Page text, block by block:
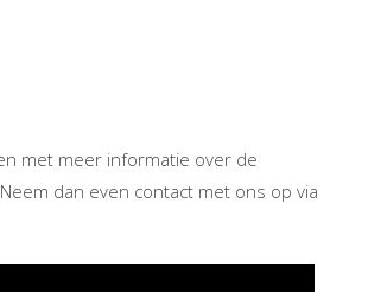
met meer informatie over de
dan even contact met ons op via